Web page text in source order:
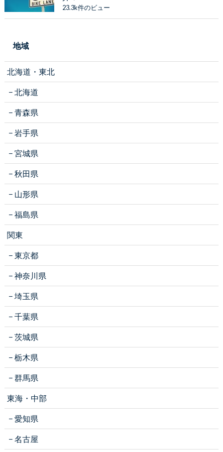
23.3k件のビュー
地域
北海道・東北
北海道
青森県
岩手県
宮城県
秋田県
山形県
福島県
関東
東京都
神奈川県
埼玉県
千葉県
茨城県
栃木県
群馬県
東海・中部
愛知県
名古屋